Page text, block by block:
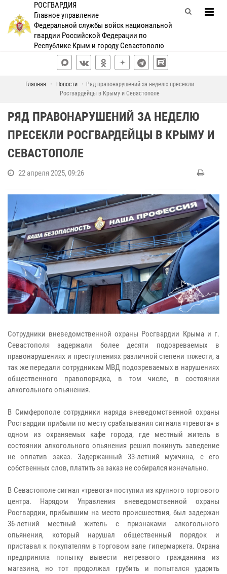
РОСГВАРДИЯ
Главное управление
Федеральной службы войск национальной
гвардии Российской Федерации по
Республике Крым и городу Севастополю
Главная Новости
Ряд правонарушений за неделю пресекли
Росгвардейцы в Крыму и Севастополе
РЯД ПРАВОНАРУШЕНИЙ ЗА НЕДЕЛЮ
ПРЕСЕКЛИ РОСГВАРДЕЙЦЫ В КРЫМУ И
СЕВАСТОПОЛЕ
22 апреля 2025, 09:26
Сотрудники вневедомственной охраны Росгвардии Крыма и г.
Севастополя задержали более десяти подозреваемых в
правонарушениях и преступлениях различной степени тяжести, а
так же передали сотрудникам МВД подозреваемых в нарушениях
общественного правопорядка, в том числе, в состоянии
алкогольного опьянения.
В Симферополе сотрудники наряда вневедомственной охраны
Росгвардии прибыли по месту срабатывания сигнала «тревога» в
одном из охраняемых кафе города, где местный житель в
состоянии алкогольного опьянения решил покинуть заведение
не оплатив заказ. Задержанный 33-летний мужчина, с его
собственных слов, платить за заказ не собирался изначально.
В Севастополе сигнал «тревога» поступил из крупного торгового
центра. Нарядом Управления вневедомственной охраны
Росгвардии, прибывшим на место происшествия, был задержан
36-летний местный житель с признаками алкогольного
опьянения, который нарушал общественный порядок и
приставал к покупателям в торговом зале гипермаркета. Охрана
предприняла попытку вывести нетрезвого гражданина из
магазина, но тот продолжал грубить и попытался ударить